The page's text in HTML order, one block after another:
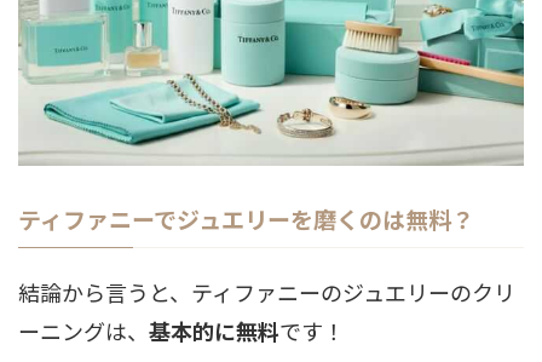
ティファニーでジュエリーを磨くのは無料？
結論から言うと、ティファニーのジュエリーのクリ
ーニングは、 基本的に無料です！